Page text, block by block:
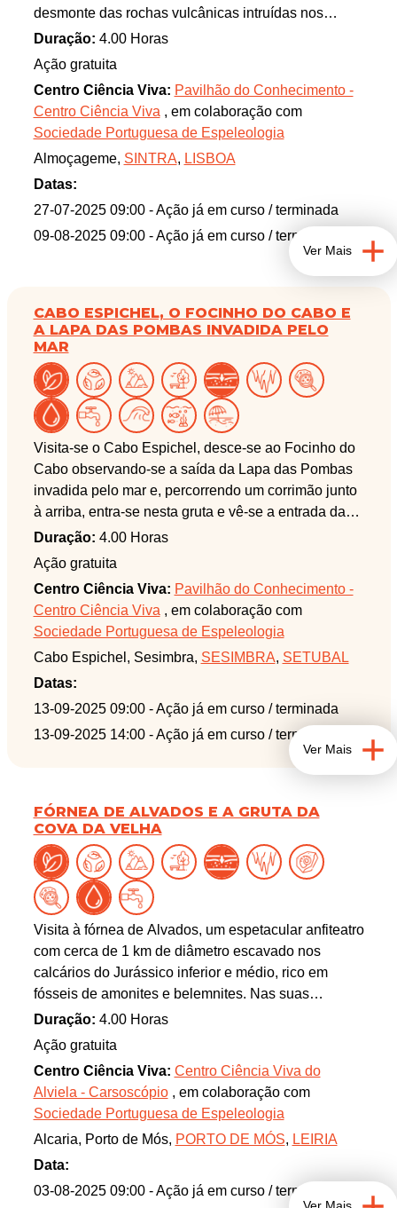
desmonte das rochas vulcânicas intruídas nos
calcários.
A gruta da Pedra d’Alvidrar constitui um conjunto de
galerias abertas ao longo das camadas muito
inclinadas.
Duração: 4.00 Horas
Ação gratuita
Centro Ciência Viva: Pavilhão do Conhecimento -
Centro Ciência Viva , em colaboração com
Sociedade Portuguesa de Espeleologia
Almoçageme, SINTRA, LISBOA
Datas:
27-07-2025 09:00 - Ação já em curso / terminada
09-08-2025 09:00 - Ação já em curso / terminada
Ver Mais
CABO ESPICHEL, O FOCINHO DO CABO E
A LAPA DAS POMBAS INVADIDA PELO
MAR
Visita-se o Cabo Espichel, desce-se ao Focinho do
Cabo observando-se a saída da Lapa das Pombas
invadida pelo mar e, percorrendo um corrimão junto
à arriba, entra-se nesta gruta e vê-se a entrada da
Furna dos Segredos.
Duração: 4.00 Horas
Ação gratuita
Centro Ciência Viva: Pavilhão do Conhecimento -
Centro Ciência Viva , em colaboração com
Sociedade Portuguesa de Espeleologia
Cabo Espichel, Sesimbra, SESIMBRA, SETUBAL
Datas:
13-09-2025 09:00 - Ação já em curso / terminada
13-09-2025 14:00 - Ação já em curso / terminada
Ver Mais
FÓRNEA DE ALVADOS E A GRUTA DA
COVA DA VELHA
Visita à fórnea de Alvados, um espetacular anfiteatro
com cerca de 1 km de diâmetro escavado nos
calcários do Jurássico inferior e médio, rico em
fósseis de amonites e belemnites. Nas suas
vertentes existem várias nascentes temporárias.
Iremos visitar uma das mais elevadas, onde a água
brota da gruta da Cova da Velha após os períodos
de maior pluviosidade.
Duração: 4.00 Horas
Ação gratuita
Centro Ciência Viva: Centro Ciência Viva do
Alviela - Carsoscópio, em colaboração com
Sociedade Portuguesa de Espeleologia
Alcaria, Porto de Mós, PORTO DE MÓS, LEIRIA
Data:
03-08-2025 09:00 - Ação já em curso / terminada